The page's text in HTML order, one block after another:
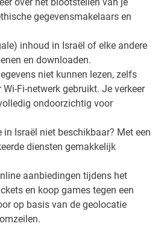
gegevensmakelaars en
inhoud in Israël of elke andere
en downloaden.
niet kunnen lezen, zelfs
Fi-netwerk gebruikt. Je verkeer
ondoorzichtig voor
in Israël niet beschikbaar? Met een
diensten gemakkelijk
aanbiedingen tijdens het
en koop games tegen een
op basis van de geolocatie